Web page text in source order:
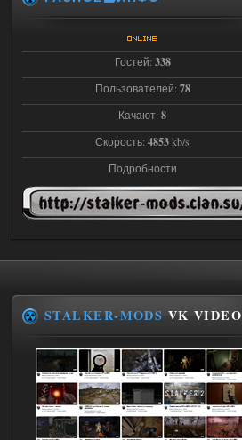
STCoP WP 3.4
Stalker-Mods-Clan-su
Объединенный Пак 2 + OGSR +
STCoP WP 3.4
21:22
andreyforest1993
Здравствуйте, почему не
трелере?
ANOMALY ※ MEDIUM 7.0
19:14
Stalker-Mods-Clan-su
Доступно только для пользователей
Ответить ➤
03.08.2026
Гостей: 338
Пользователей: 78
Качают: 8
Скорость: 4853kb/s
Подробности
STALKER-MODS VK VIDEO